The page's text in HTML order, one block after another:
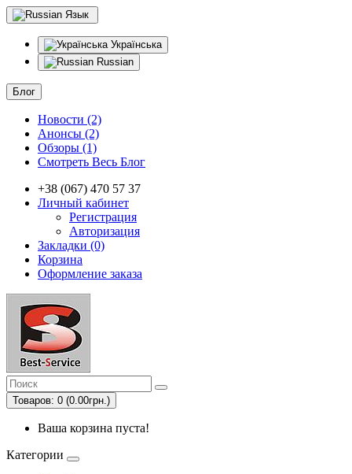
Язык
Українська
Russian
Блог
Новости (2)
Анонсы (2)
Обзоры (1)
Смотреть Весь Блог
+38 (067) 470 57 37
Личный кабинет
Регистрация
Авторизация
Закладки (0)
Корзина
Оформление заказа
Товаров: 0 (0.00грн.)
Ваша корзина пуста!
Категории